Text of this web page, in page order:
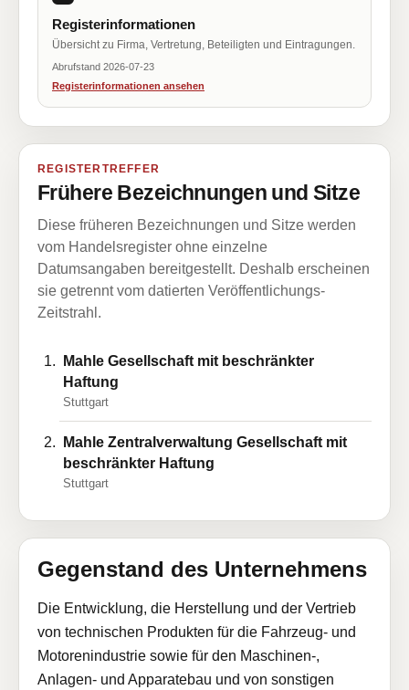
Registerinformationen
Übersicht zu Firma, Vertretung, Beteiligten und Eintragungen.
Abrufstand 2026-07-23
Registerinformationen ansehen
REGISTERTREFFER
Frühere Bezeichnungen und Sitze
Diese früheren Bezeichnungen und Sitze werden
vom Handelsregister ohne einzelne
Datumsangaben bereitgestellt. Deshalb erscheinen
sie getrennt vom datierten Veröffentlichungs-
Zeitstrahl.
Mahle Gesellschaft mit beschränkter
Haftung
Stuttgart
Mahle Zentralverwaltung Gesellschaft mit
beschränkter Haftung
Stuttgart
Gegenstand des Unternehmens
Die Entwicklung, die Herstellung und der Vertrieb
von technischen Produkten für die Fahrzeug- und
Motorenindustrie sowie für den Maschinen-,
Anlagen- und Apparatebau und von sonstigen